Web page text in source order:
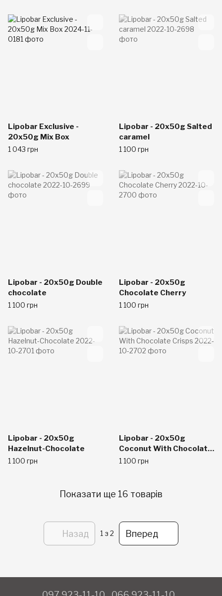
Lipobar Exclusive -
20x50g Mix Box
1 043 грн
Lipobar - 20x50g Salted
caramel
1 100 грн
Lipobar - 20x50g Double
chocolate
1 100 грн
Lipobar - 20x50g
Chocolate Cherry
1 100 грн
Lipobar - 20x50g
Hazelnut-Chocolate
1 100 грн
Lipobar - 20x50g
Coconut With Chocolate
Crisps
1 100 грн
Показати ще 16 товарів
Назад 1 з 2 Вперед